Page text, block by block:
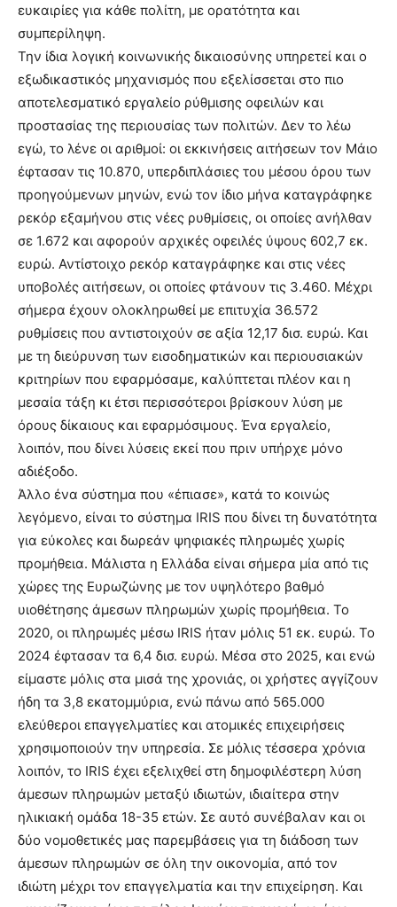
ευκαιρίες για κάθε πολίτη, με ορατότητα και
συμπερίληψη.
Την ίδια λογική κοινωνικής δικαιοσύνης υπηρετεί και ο
εξωδικαστικός μηχανισμός που εξελίσσεται στο πιο
αποτελεσματικό εργαλείο ρύθμισης οφειλών και
προστασίας της περιουσίας των πολιτών. Δεν το λέω
εγώ, το λένε οι αριθμοί: οι εκκινήσεις αιτήσεων τον Μάιο
έφτασαν τις 10.870, υπερδιπλάσιες του μέσου όρου των
προηγούμενων μηνών, ενώ τον ίδιο μήνα καταγράφηκε
ρεκόρ εξαμήνου στις νέες ρυθμίσεις, οι οποίες ανήλθαν
σε 1.672 και αφορούν αρχικές οφειλές ύψους 602,7 εκ.
ευρώ. Αντίστοιχο ρεκόρ καταγράφηκε και στις νέες
υποβολές αιτήσεων, οι οποίες φτάνουν τις 3.460. Μέχρι
σήμερα έχουν ολοκληρωθεί με επιτυχία 36.572
ρυθμίσεις που αντιστοιχούν σε αξία 12,17 δισ. ευρώ. Και
με τη διεύρυνση των εισοδηματικών και περιουσιακών
κριτηρίων που εφαρμόσαμε, καλύπτεται πλέον και η
μεσαία τάξη κι έτσι περισσότεροι βρίσκουν λύση με
όρους δίκαιους και εφαρμόσιμους. Ένα εργαλείο,
λοιπόν, που δίνει λύσεις εκεί που πριν υπήρχε μόνο
αδιέξοδο.
Άλλο ένα σύστημα που «έπιασε», κατά το κοινώς
λεγόμενο, είναι το σύστημα IRIS που δίνει τη δυνατότητα
για εύκολες και δωρεάν ψηφιακές πληρωμές χωρίς
προμήθεια. Μάλιστα η Ελλάδα είναι σήμερα μία από τις
χώρες της Ευρωζώνης με τον υψηλότερο βαθμό
υιοθέτησης άμεσων πληρωμών χωρίς προμήθεια. Το
2020, οι πληρωμές μέσω IRIS ήταν μόλις 51 εκ. ευρώ. Το
2024 έφτασαν τα 6,4 δισ. ευρώ. Μέσα στο 2025, και ενώ
είμαστε μόλις στα μισά της χρονιάς, οι χρήστες αγγίζουν
ήδη τα 3,8 εκατομμύρια, ενώ πάνω από 565.000
ελεύθεροι επαγγελματίες και ατομικές επιχειρήσεις
χρησιμοποιούν την υπηρεσία. Σε μόλις τέσσερα χρόνια
λοιπόν, το IRIS έχει εξελιχθεί στη δημοφιλέστερη λύση
άμεσων πληρωμών μεταξύ ιδιωτών, ιδιαίτερα στην
ηλικιακή ομάδα 18-35 ετών. Σε αυτό συνέβαλαν και οι
δύο νομοθετικές μας παρεμβάσεις για τη διάδοση των
άμεσων πληρωμών σε όλη την οικονομία, από τον
ιδιώτη μέχρι τον επαγγελματία και την επιχείρηση. Και